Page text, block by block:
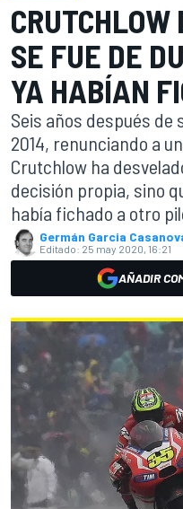
SE FUE DE
YA HABÍAN
Seis años después de
2014, renunciando a
Crutchlow ha
decisión propia, sino
había fichado a otro
Germán Garcia
Editado: 25 may 2020, 16:21
AÑADIR